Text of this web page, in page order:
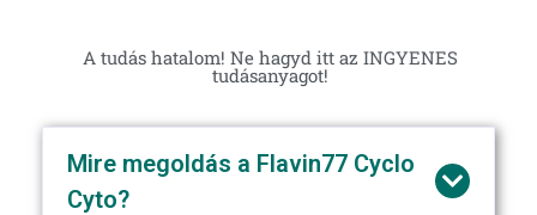
A tudás hatalom! Ne hagyd itt az INGYENES
tudásanyagot!
Mire megoldás a Flavin77 Cyclo
Cyto?